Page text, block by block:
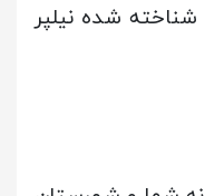
شناخته شده نیلپر